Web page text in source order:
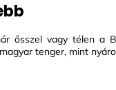
ősszel vagy télen a
tenger, mint